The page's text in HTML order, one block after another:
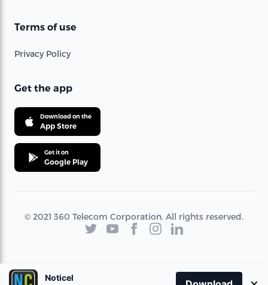
Terms of use
Privacy Policy
Get the app
Download on the
App Store
Get it on
Google Play
© 2021 360 Telecom Corporation. All rights reserved.
Noticel